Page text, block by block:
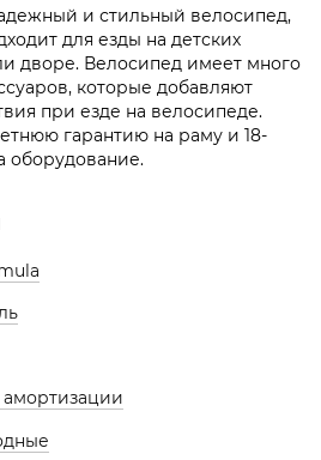
и стильный велосипед,
для езды на детских
дворе. Велосипед имеет много
которые добавляют
при езде на велосипеде.
гарантию на раму и 18-
оборудование.
амортизации